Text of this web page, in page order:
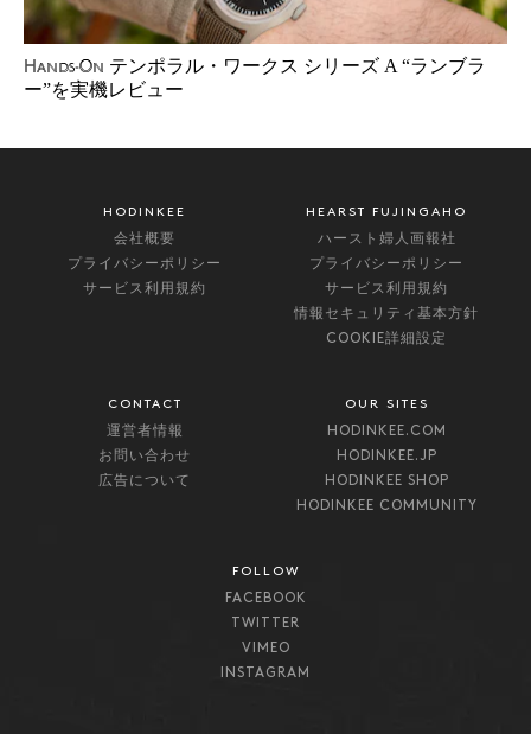
Hands-On テンポラル・ワークス シリーズ A “ランブラ
ー”を実機レビュー
HODINKEE
会社概要
プライバシーポリシー
サービス利用規約
HEARST FUJINGAHO
ハースト婦人画報社
プライバシーポリシー
サービス利用規約
情報セキュリティ基本方針
COOKIE詳細設定
CONTACT
運営者情報
お問い合わせ
広告について
OUR SITES
HODINKEE.COM
HODINKEE.JP
HODINKEE SHOP
HODINKEE COMMUNITY
FOLLOW
FACEBOOK
TWITTER
VIMEO
INSTAGRAM